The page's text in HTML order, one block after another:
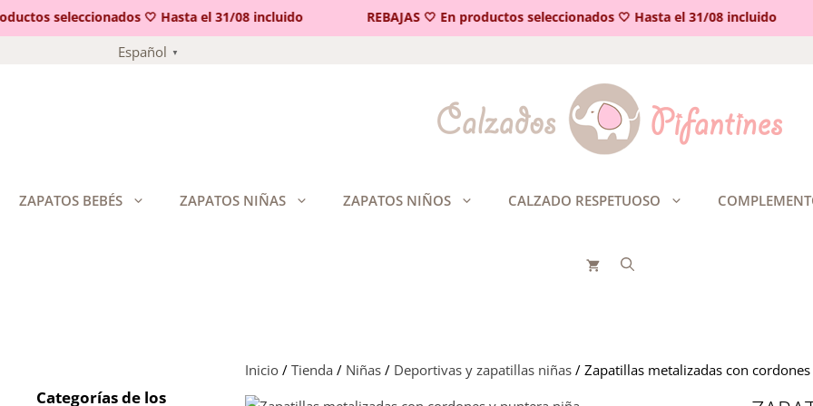
seleccionados 🤍 Hasta el 31/08 incluido REBAJAS 🤍 En productos seleccionados 🤍 Hasta el 31/08 incluido
Español ▼
ZAPATOS BEBÉS ZAPATOS NIÑAS ZAPATOS NIÑOS CALZADO RESPETUOSO
Inicio/ Tienda / Niñas/ Deportivas y zapatillas niñas/ Zapatillas metalizadas con
Categorías de los